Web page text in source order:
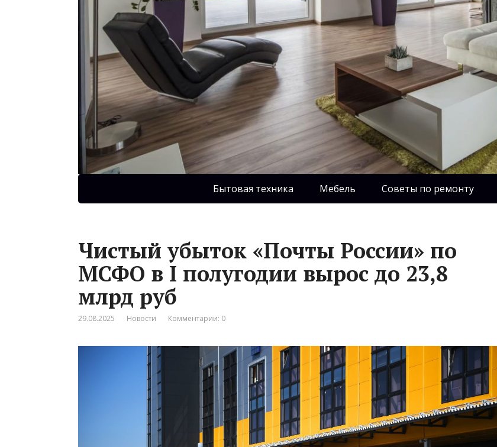
Бытовая техника Мебель Советы по ремонту
Чистый убыток «Почты России» по
МСФО в I полугодии вырос до 23,8
млрд руб
29.08.2025 Новости Комментарии: 0